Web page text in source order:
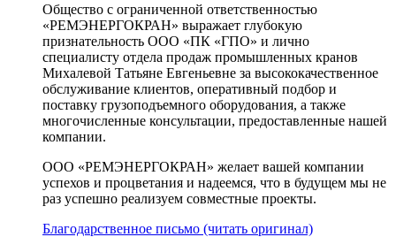
Общество с ограниченной ответственностью
«РЕМЭНЕРГОКРАН» выражает глубокую
признательность ООО «ПК «ГПО» и лично
специалисту отдела продаж промышленных кранов
Михалевой Татьяне Евгеньевне за высококачественное
обслуживание клиентов, оперативный подбор и
поставку грузоподъемного оборудования, а также
многочисленные консультации, предоставленные нашей
компании.
ООО «РЕМЭНЕРГОКРАН» желает вашей компании
успехов и процветания и надеемся, что в будущем мы не
раз успешно реализуем совместные проекты.
Благодарственное письмо (читать оригинал)